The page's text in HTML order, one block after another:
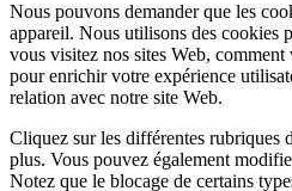
Nous pouvons demander que les
appareil. Nous utilisons des cookies
vous visitez nos sites Web, comment
pour enrichir votre expérience
relation avec notre site Web.
Cliquez sur les différentes rubriques
plus. Vous pouvez également
Notez que le blocage de certains